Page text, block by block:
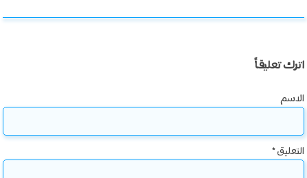
اترك تعليقاً
الاسم
التعليق*